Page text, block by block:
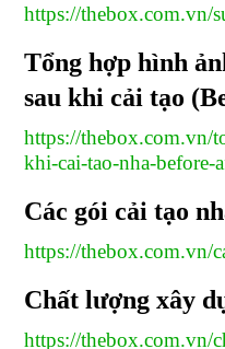
https://thebox.com.vn/
Tổng hợp hình
sau khi cải tạo
https://thebox.com.vn/
khi-cai-tao-nha-before-
Các gói cải tạo
https://thebox.com.vn/
Chất lượng xây
https://thebox.com.vn/